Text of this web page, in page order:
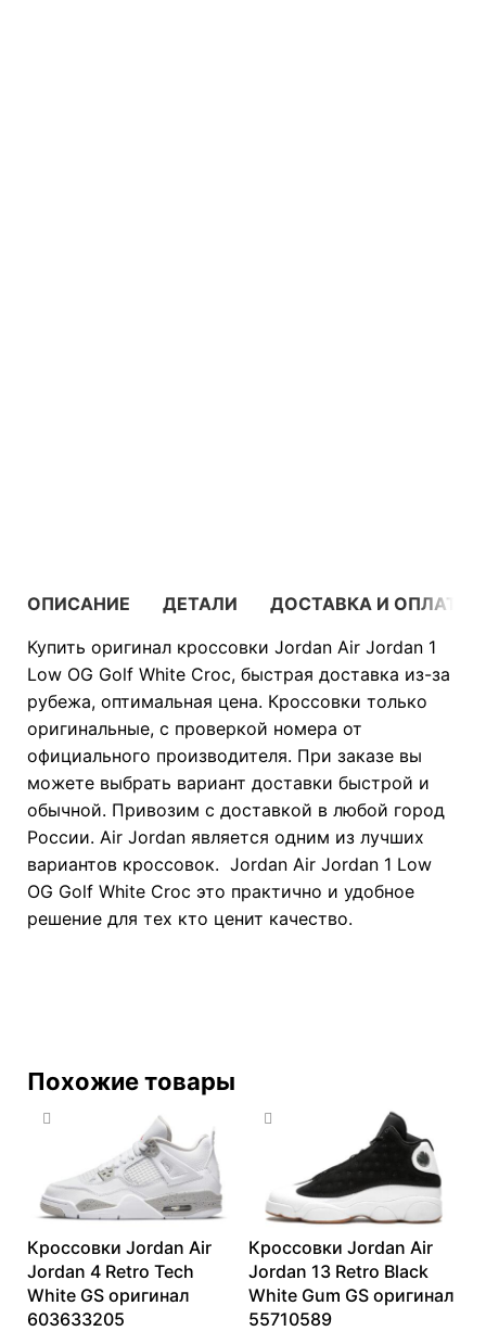
ОПИСАНИЕ ДЕТАЛИ
ДОСТАВКА И ОПЛАТА
Купить оригинал кроссовки Jordan Air Jordan 1
Low OG Golf White Croc, быстрая доставка из-за
рубежа, оптимальная цена. Кроссовки только
оригинальные, с проверкой номера от
официального производителя. При заказе вы
можете выбрать вариант доставки быстрой и
обычной. Привозим с доставкой в любой город
России. Air Jordan является одним из лучших
вариантов кроссовок. Jordan Air Jordan 1 Low
OG Golf White Croc это практично и удобное
решение для тех кто ценит качество.
Похожие товары
Кроссовки Jordan Air
Jordan 4 Retro Tech
White GS оригинал
603633205
Кроссовки Jordan Air
Jordan 13 Retro Black
White Gum GS оригинал
55710589